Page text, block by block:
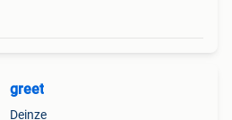
greet
Deinze